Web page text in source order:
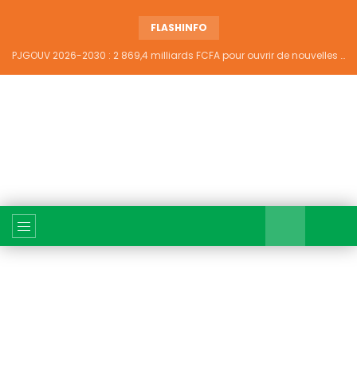
FLASHINFO
PJGOUV 2026-2030 : 2 869,4 milliards FCFA pour ouvrir de nouvelles perspectives à plus de 5,2 millions de jeunes ivoiriens